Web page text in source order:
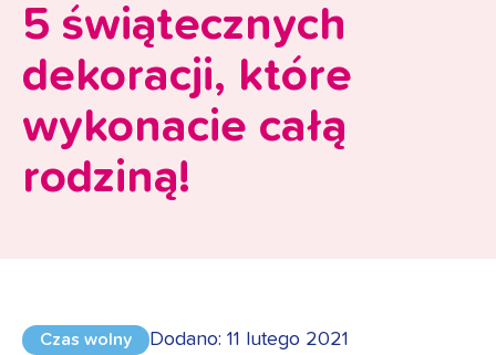
5 świątecznych
dekoracji, które
wykonacie całą
rodziną!
Czas wolny Dodano: 11 lutego 2021